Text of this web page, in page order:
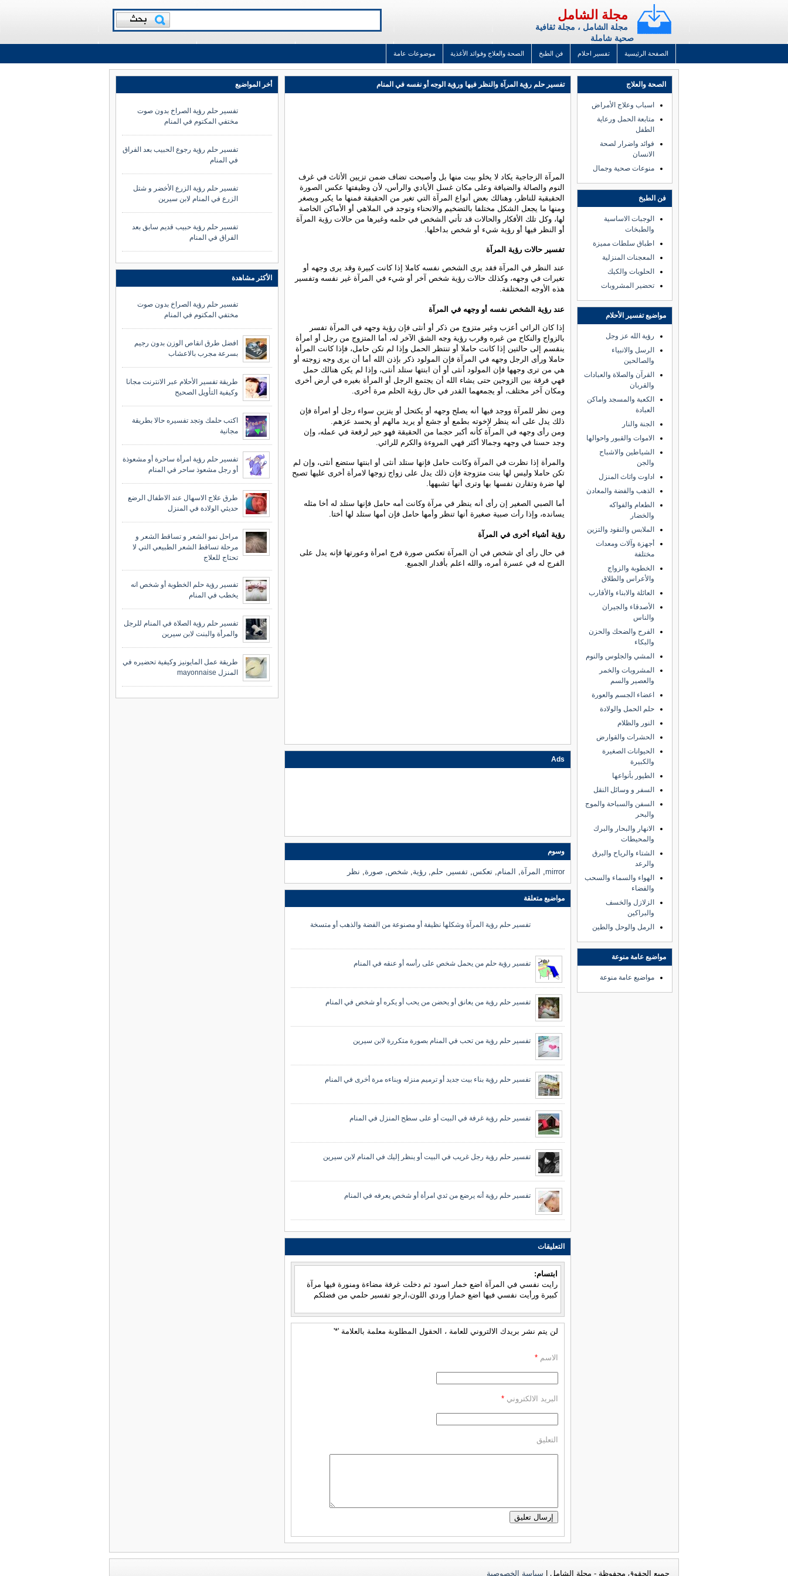
مجلة الشامل
مجلة الشامل ، مجلة ثقافية
صحية شاملة
الصفحة الرئيسية تفسير احلام فن الطبخ الصحة والعلاج وفوائد الأغذية موضوعات عامة
تفسير حلم رؤية المرآة والنظر فيها ورؤية الوجه أو نفسه في المنام
المرآة الزجاجية يكاد لا يخلو بيت منها بل وأصبحت تضاف ضمن تزيين الأثاث في غرف
النوم والصالة والضيافة وعلى مكان غسل الأيادي والرأس، لأن وظيفتها عكس الصورة
الحقيقية للناظر، وهنالك بعض أنواع المرآة التي تغير من الحقيقة فمنها ما يكبر ويصغر
ومنها ما يجعل الشكل مختلفا بالتضخيم والانحناء وتوجد في الملاهي أو الأماكن الخاصة
لها، وكل تلك الأفكار والحالات قد تأتي الشخص في حلمه وغيرها من حالات رؤية المرآة
أو النظر فيها أو رؤية شيء أو شخص بداخلها.
تفسير حالات رؤية المرآة
عند النظر في المرآة فقد يرى الشخص نفسه كاملا إذا كانت كبيرة وقد يرى وجهه أو
تغيرات في وجهه، وكذلك حالات رؤية شخص آخر أو شيء في المرآة غير نفسه وتفسير
هذه الأوجه المختلفة.
عند رؤية الشخص نفسه أو وجهه في المرآة
إذا كان الرائي أعزب وغير متزوج من ذكر أو أنثى فإن رؤية وجهه في المرآة تفسر
بالزواج والنكاح من غيره وقرب رؤية وجه الشق الآخر له، أما المتزوج من رجل أو امرأة
ينقسم إلى حالتين إذا كانت حاملا أو تنتظر الحمل وإذا لم تكن حامل، فإذا كانت المرأة
حاملا ورأى الرجل وجهه في المرآة فإن المولود ذكر بإذن الله أما أن يرى وجه زوجته أو
هي من ترى وجهها فإن المولود أنثى أو أن ابنتها ستلد أنثى، وإذا لم يكن هنالك حمل
فهي فرقة بين الزوجين حتى يشاء الله أن يجتمع الرجل أو المرأة بغيره في أرض أخرى
ومكان آخر مختلف، أو يجمعهما القدر في حال رؤية الحلم مرة أخرى.
ومن نظر للمرآة ووجد فيها أنه يصلح وجهه أو يكتحل أو يتزين سواء رجل أو امرأة فإن
ذلك يدل على أنه ينظر لإخوته بطمع أو جشع أو يريد مالهم أو يحسد عزهم.
ومن رأى وجهه في المرآة كأنه أكبر حجما من الحقيقة فهو خير لرفعة في عمله، وإن
وجد حسنا في وجهه وجمالا أكثر فهي المروءة والكرم للرائي.
والمرأة إذا نظرت في المرآة وكانت حامل فإنها ستلد أنثى أو ابنتها ستضع أنثى، وإن لم
تكن حاملا وليس لها بنت متزوجة فإن ذلك يدل على زواج زوجها لامرأة أخرى عليها تصبح
لها ضرة وتقارن نفسها بها وترى أنها تشبهها.
أما الصبي الصغير إن رأى أنه ينظر في مرآة وكانت أمه حامل فإنها ستلد له أخا مثله
يسانده، وإذا رأت صبية صغيرة أنها تنظر وأمها حامل فإن أمها ستلد لها أختا.
رؤية أشياء أخرى في المرآة
في حال رأى أي شخص في أن المرآة تعكس صورة فرج امرأة وعورتها فإنه يدل على
الفرج له في عسرة أمره، والله اعلم بأقدار الجميع.
Ads
وسوم
mirror
, المرآة المنام تعكس تفسير حلم رؤية شخص صورة نظر
مواضيع متعلقة
تفسير حلم رؤية المرآة وشكلها نظيفة أو مصنوعة من الفضة والذهب أو متسخة
تفسير رؤية حلم من يحمل شخص على رأسه أو عنقه في المنام
تفسير حلم رؤية من يعانق أو يحضن من يحب أو يكره أو شخص في المنام
تفسير حلم رؤية من تحب في المنام بصورة متكررة لابن سيرين
تفسير حلم رؤية بناء بيت جديد أو ترميم منزله وبناءه مرة أخرى في المنام
تفسير حلم رؤية غرفة في البيت أو على سطح المنزل في المنام
تفسير حلم رؤية رجل غريب في البيت أو ينظر إليك في المنام لابن سيرين
تفسير حلم رؤية أنه يرضع من ثدي امرأة أو شخص يعرفه في المنام
التعليقات
ابتسام:
رايت نفسي في المرآة اضع خمار اسود ثم دخلت غرفة مضاءة ومنورة فيها مرآة
كبيرة ورأيت نفسي فيها اضع خمارا وردي اللون،ارجو تفسير حلمي من فضلكم
لن يتم نشر بريدك الالتروني للعامة ، الحقول المطلوبة معلمة بالعلامة '*'
الاسم *
البريد الالكتروني *
التعليق
الصحة والعلاج
اسباب وعلاج الأمراض
متابعة الحمل ورعاية
الطفل
فوائد واضرار لصحة
الانسان
منوعات صحية وجمال
فن الطبخ
الوجبات الاساسية
والطبخات
اطباق سلطات مميزة
المعجنات المنزلية
الحلويات والكيك
تحضير المشروبات
مواضيع تفسير الأحلام
رؤية الله عز وجل
الرسل والانبياء
والصالحين
القرآن والصلاة والعبادات
والقربان
الكعبة والمسجد واماكن
العبادة
الجنة والنار
الاموات والقبور واحوالها
الشياطين والاشباح
والجن
اداوت واثاث المنزل
الذهب والفضة والمعادن
الطعام والفواكه
والخضار
الملابس والنقود والتزين
أجهزة وآلات ومعدات
مختلفة
الخطوبة والزواج
والأعراس والطلاق
العائلة والابناء والأقارب
الأصدقاء والجيران
والناس
الفرح والضحك والحزن
والبكاء
المشي والجلوس والنوم
المشروبات والخمر
والعصير والسم
اعضاء الجسم والعورة
حلم الحمل والولادة
النور والظلام
الحشرات والقوارض
الحيوانات الصغيرة
والكبيرة
الطيور بأنواعها
السفر و وسائل النقل
السفن والسباحة والموج
والبحر
الانهار والبحار والبرك
والمحيطات
الشتاء والرياح والبرق
والرعد
الهواء والسماء والسحب
والفضاء
الزلازل والخسف
والبراكين
الرمل والوحل والطين
مواضيع عامة منوعة
مواضيع عامة منوعة
أخر المواضيع
تفسير حلم رؤية الصراخ بدون صوت
مختفي المكتوم في المنام
تفسير حلم رؤية رجوع الحبيب بعد الفراق
في المنام
تفسير حلم رؤية الزرع الأخضر و شتل
الزرع في المنام لابن سيرين
تفسير حلم رؤية حبيب قديم سابق بعد
الفراق في المنام
الأكثر مشاهدة
تفسير حلم رؤية الصراخ بدون صوت
مختفي المكتوم في المنام
افضل طرق انقاص الوزن بدون رجيم
بسرعة مجرب بالاعشاب
طريقة تفسير الأحلام عبر الانترنت مجانا
وكيفية التأويل الصحيح
اكتب حلمك وتجد تفسيره حالا بطريقة
مجانية
تفسير حلم رؤية امرأة ساحرة أو مشعوذة
أو رجل مشعوذ ساحر في المنام
طرق علاج الاسهال عند الاطفال الرضع
حديثي الولادة في المنزل
مراحل نمو الشعر و تساقط الشعر و
مرحلة تساقط الشعر الطبيعي التي لا
تحتاج للعلاج
تفسير رؤية حلم الخطوبة أو شخص انه
يخطب في المنام
تفسير حلم رؤية الصلاة في المنام للرجل
والمرأة والبنت لابن سيرين
طريقة عمل المايونيز وكيفية تحضيره في
المنزل mayonnaise
جميع الحقوق محفوظة - مجلة الشامل | سياسة الخصوصية